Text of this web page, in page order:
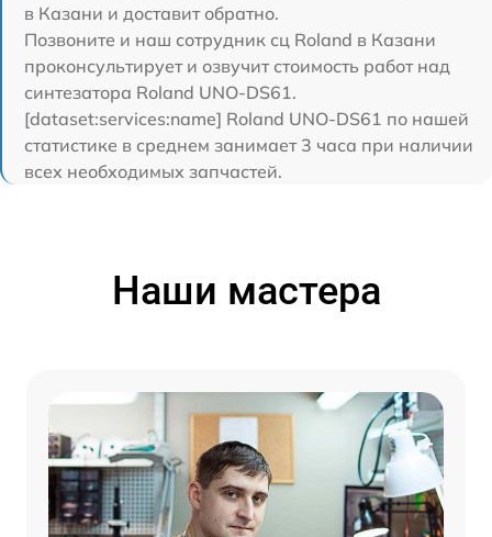
в Казани и доставит обратно.
Позвоните и наш сотрудник сц Roland в Казани
проконсультирует и озвучит стоимость работ над
синтезатора Roland UNO-DS61.
[dataset:services:name] Roland UNO-DS61 по нашей
статистике в среднем занимает 3 часа при наличии
всех необходимых запчастей.
Наши мастера